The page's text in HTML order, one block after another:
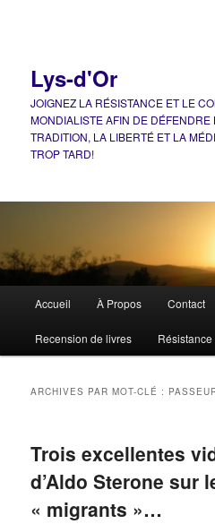
Lys-d'Or
JOIGNEZ LA RÉSISTANCE ET LE
MONDIALISTE AFIN DE DÉFENDRE
TRADITION, LA LIBERTÉ ET LA
TROP TARD!
principal
Accueil À Propos Contact
Recension de livres Résistance
ARCHIVES PAR MOT-CLÉ :
Trois excellentes
d’Aldo Sterone sur
« migrants »…